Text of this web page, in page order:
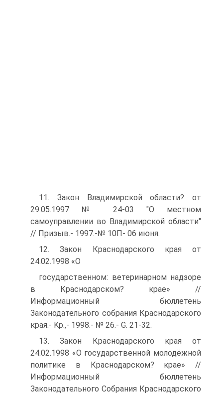
11. Закон Владимирской области? от
29.05.1997 № 24-03 "О местном
самоуправлении во Владимирской области"
// Призыв.- 1997.-№ 10П- 06 июня.
12. Закон Краснодарского края от
24.02.1998 «О
государственном: ветеринарном надзоре
в Краснодарском? крае» //
Информационный бюллетень
Законодательного собрания Краснодарского
края.- Kp.,- 1998.- № 26.- G. 21-32.
13. Закон Краснодарского края от
24.02.1998 «О государственной молодёжной
политике в Краснодарском? крае» //
Информационный бюллетень
Законодательного Собрания Краснодарского